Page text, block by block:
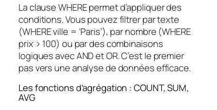
La clause WHERE permet d’appliquer des
conditions. Vous pouvez filtrer par texte
(WHERE ville = ‘Paris’), par nombre (WHERE
prix > 100) ou par des combinaisons
logiques avec AND et OR. C’est le premier
pas vers une analyse de données efficace.
Les fonctions d’agrégation : COUNT, SUM,
AVG